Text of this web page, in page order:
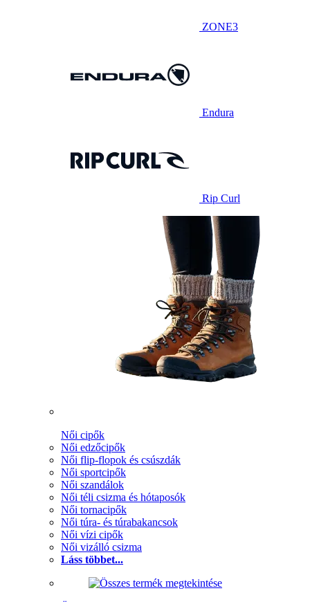
ZONE3
Endura
Rip Curl
Női cipők
Női edzőcipők
Női flip-flopok és csúszdák
Női sportcipők
Női szandálok
Női téli csizma és hótaposók
Női tornacipők
Női túra- és túrabakancsok
Női vízi cipők
Női vizálló csizma
Láss többet...